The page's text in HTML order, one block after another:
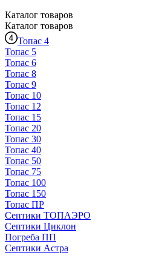
Каталог товаров
Каталог товаров
Топас 4
Топас 5
Топас 6
Топас 8
Топас 9
Топас 10
Топас 12
Топас 15
Топас 20
Топас 30
Топас 40
Топас 50
Топас 75
Топас 100
Топас 150
Топас ПР
Септики ТОПАЭРО
Септики Циклон
Погреба ПП
Септики Астра